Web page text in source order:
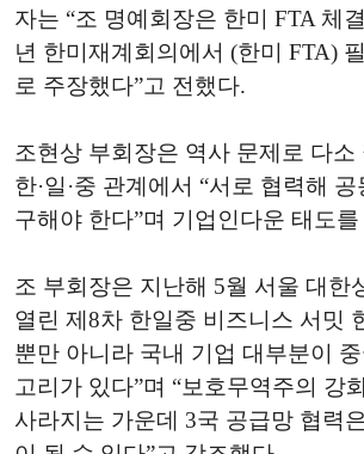
자는 “조 명예회장은 한미 FTA 체
년 한미재계회의에서 (한미 FTA)
로 주장했다”고 전했다.
조현상 부회장은 역사 문제로 다소
한·일·중 관계에서 “서로 협력해
구해야 한다”며 기업인다운 태도
조 부회장은 지난해 5월 서울 대한
열린 제8차 한일중 비즈니스 서밋
뿐만 아니라 국내 기업 대부분이 중
고리가 있다”며 “보호무역주의 강
사라지는 가운데 3국 공급망 협력